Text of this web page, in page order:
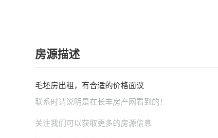
房源描述
毛坯房出租，有合适的价格面议
联系时请说明是在长丰房产网 看到的！
关注我们可以获取更多的房源信息